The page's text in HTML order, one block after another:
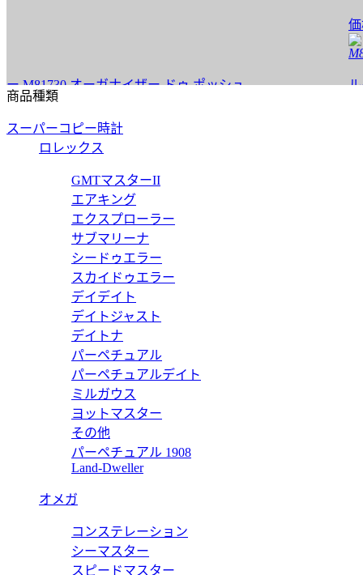
オーガナイザー ドゥ ポッシュ
ポルトフォイユ ミュルティプル
ポルトフォイユ ミュルティプル
ジッピー オーガナイザー NM
オーガナイザー ドゥ ポッシュ
ポルトフォイユ ミュルティプル
価格:
ルイヴ
商品種類
スーパーコピー時計
ロレックス
GMTマスターII
エアキング
エクスプローラー
サブマリーナ
シードゥエラー
スカイドゥエラー
デイデイト
デイトジャスト
デイトナ
パーペチュアル
パーペチュアルデイト
ミルガウス
ヨットマスター
その他
パーペチュアル 1908
Land-Dweller
オメガ
コンステレーション
シーマスター
スピードマスター